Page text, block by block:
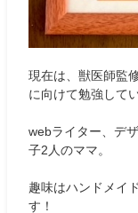
現在は、獣医師監
に向けて勉強して
webライター、デ
子2人のママ。
趣味はハンドメイ
す！